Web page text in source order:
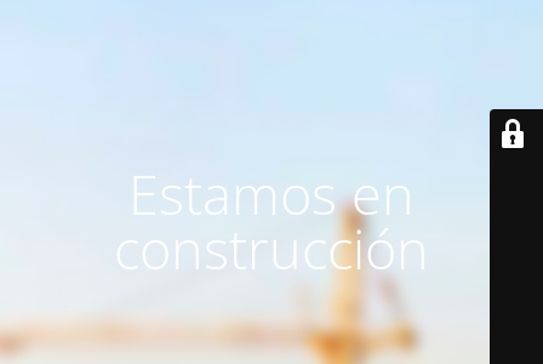
Estamos en
construcción